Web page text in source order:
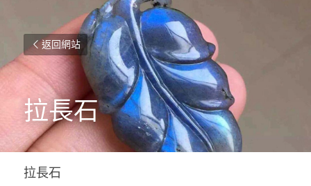
返回網站
拉長石
拉長石